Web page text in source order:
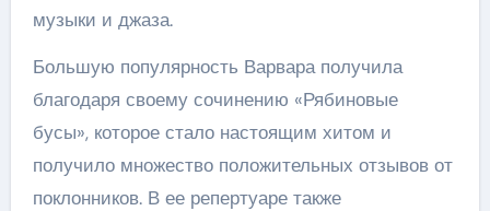
музыки и джаза.
Большую популярность Варвара получила
благодаря своему сочинению «Рябиновые
бусы», которое стало настоящим хитом и
получило множество положительных отзывов от
поклонников. В ее репертуаре также